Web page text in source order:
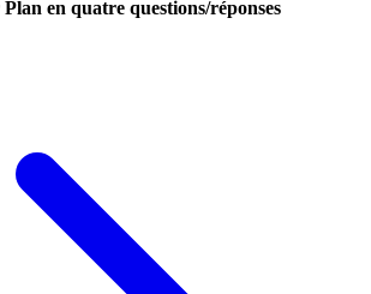
en quatre questions/réponses